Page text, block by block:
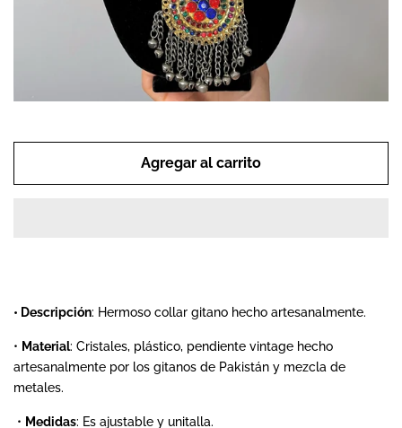
¿Cómo comprar?
Contacto
Crear cuenta
Agregar al carrito
• Descripción: Hermoso collar gitano hecho artesanalmente.
• Material: Cristales, plástico, pendiente vintage hecho
artesanalmente por los gitanos de Pakistán y mezcla de
metales.
• Medidas: Es ajustable y unitalla.